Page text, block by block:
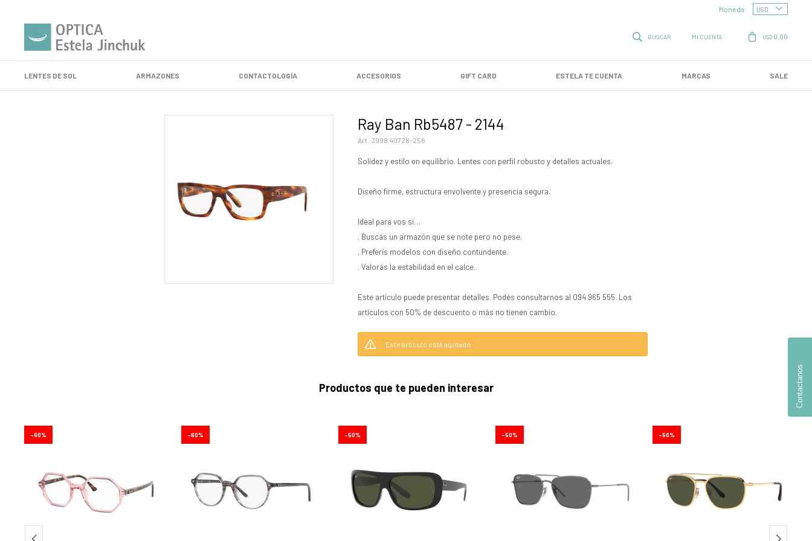
LENTES DE SOL ARMAZONES CONTACTOLOGÍA ACCESORIOS GIFT CARD ESTELA TE CUENTA MARCAS SALE
USD 0,00
Moneda:
Ray Ban Rb5487 - 2144
3998.40728-256
Solidez y estilo en equilibrio. Lentes con perfil robusto y detalles actuales.
Diseño firme, estructura envolvente y presencia segura.
Ideal para vos si…
. Buscás un armazón que se note pero no pese.
. Preferís modelos con diseño contundente.
. Valorás la estabilidad en el calce.
Este artículo puede presentar detalles. Podés consultarnos al 094 965 555. Los
artículos con 50% de descuento o más no tienen cambio.
Este artículo está agotado.
Productos que te pueden interesar
60 60 50 50 50
Contactanos